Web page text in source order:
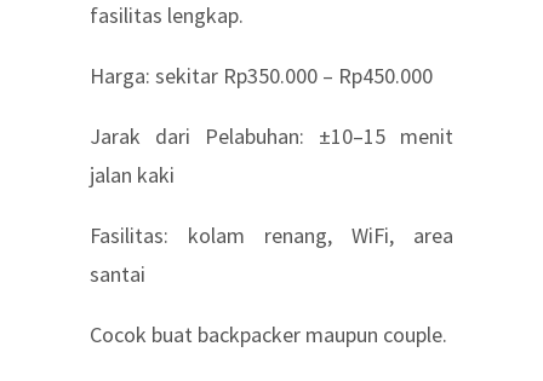
fasilitas lengkap.
Harga: sekitar Rp350.000 – Rp450.000
Jarak dari Pelabuhan: ±10–15 menit
jalan kaki
Fasilitas: kolam renang, WiFi, area
santai
Cocok buat backpacker maupun couple.